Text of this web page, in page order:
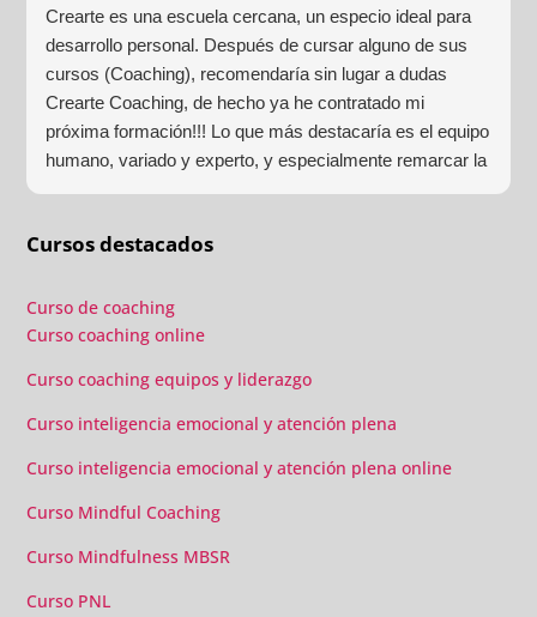
Crearte es una escuela cercana, un especio ideal para
desarrollo personal. Después de cursar alguno de sus
cursos (Coaching), recomendaría sin lugar a dudas
Crearte Coaching, de hecho ya he contratado mi
próxima formación!!! Lo que más destacaría es el equipo
humano, variado y experto, y especialmente remarcar la
añadido con multitud de formaciones, seminarios y
gran liderazgo de Beatriz Ricondo!!!
Cursos destacados
Curso de coaching
Curso coaching online
Curso coaching equipos y liderazgo
Curso inteligencia emocional y atención plena
Curso inteligencia emocional y atención plena online
Curso Mindful Coaching
Curso Mindfulness MBSR
Curso PNL